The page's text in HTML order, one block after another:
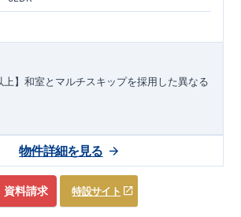
す。
いたします。
ンに努めております。
お客様は一度ご連絡ください！
い詳しい内容や、資金計画のご相談、 ご質問
お気軽にご連絡下さい。
上】和室とマルチスキップを採用した異なる
まで徒歩 13 分
資料請求 特設サイト
物件詳細を見る